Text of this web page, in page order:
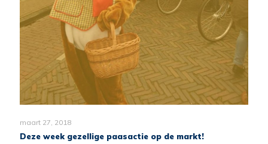
maart 27, 2018
Deze week gezellige paasactie op de markt!